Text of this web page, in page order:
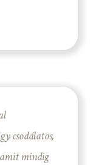
csodálatos,
mindig